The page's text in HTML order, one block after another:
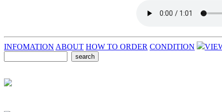
INFOMATION ABOUT HOW TO ORDER CONDITION